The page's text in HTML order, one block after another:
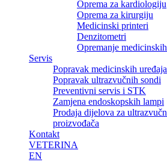
Oprema za kardiologiju
Oprema za kirurgiju
Medicinski printeri
Denzitometri
Opremanje
Servis
Popravak medicinskih
Popravak ultrazvučnih sondi
Preventivni servis i STK
Zamjena endoskopskih lampi
Prodaja dijelova za
proizvođača
Kontakt
VETERINA
EN